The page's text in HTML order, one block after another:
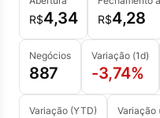
R$4,34 R$4,28
Negócios
887
Variação (1d)
-3,74%
Variação (YTD) Variação